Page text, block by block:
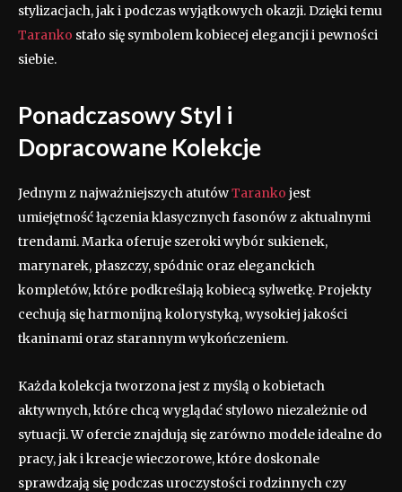
stylizacjach, jak i podczas wyjątkowych okazji. Dzięki temu
Taranko stało się symbolem kobiecej elegancji i pewności
siebie.
Ponadczasowy Styl i
Dopracowane Kolekcje
Jednym z najważniejszych atutówTaranko jest
umiejętność łączenia klasycznych fasonów z aktualnymi
trendami. Marka oferuje szeroki wybór sukienek,
marynarek, płaszczy, spódnic oraz eleganckich
kompletów, które podkreślają kobiecą sylwetkę. Projekty
cechują się harmonijną kolorystyką, wysokiej jakości
tkaninami oraz starannym wykończeniem.
Każda kolekcja tworzona jest z myślą o kobietach
aktywnych, które chcą wyglądać stylowo niezależnie od
sytuacji. W ofercie znajdują się zarówno modele idealne do
pracy, jak i kreacje wieczorowe, które doskonale
sprawdzają się podczas uroczystości rodzinnych czy